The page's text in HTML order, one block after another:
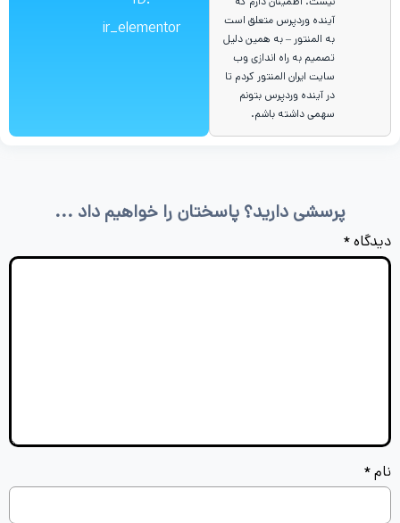
آینده وردپرس متعلق است
به المنتور – به همین دلیل
تصمیم به راه اندازی وب
سایت ایران المنتور کردم تا
در آینده وردپرس بتونم
سهمی داشته باشم.
ir_elementor
پرسشی دارید؟ پاسختان را خواهیم داد ...
دیدگاه*
نام*